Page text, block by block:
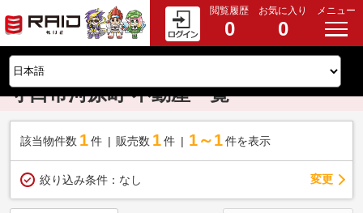
閲覧履歴
0
お気に入り
0
メニュー
守口市河原町 不動産一覧
該当物件数 1件 販売数 1 件 1～1 件を表示
絞り込み条件： なし 変更